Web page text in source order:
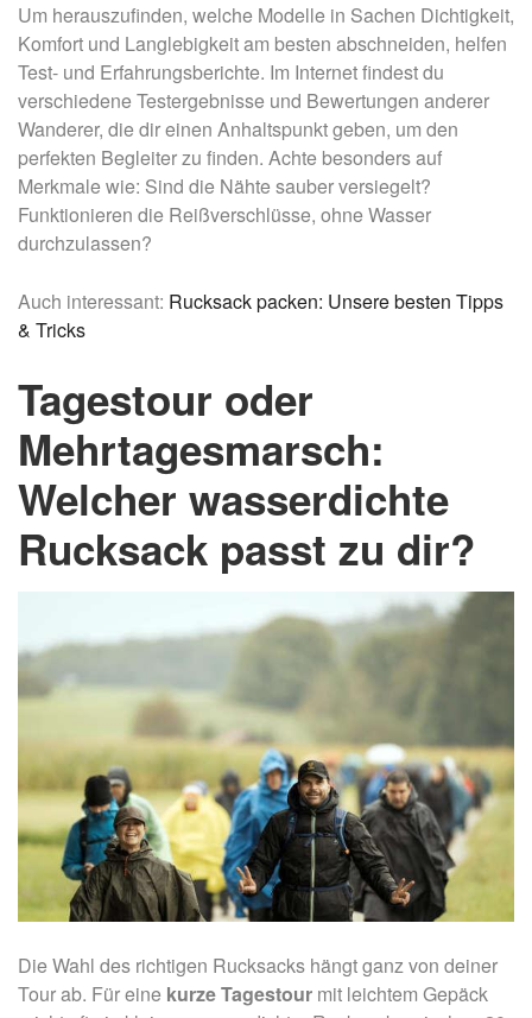
Um herauszufinden, welche Modelle in Sachen Dichtigkeit,
Komfort und Langlebigkeit am besten abschneiden, helfen
Test- und Erfahrungsberichte. Im Internet findest du
verschiedene Testergebnisse und Bewertungen anderer
Wanderer, die dir einen Anhaltspunkt geben, um den
perfekten Begleiter zu finden. Achte besonders auf
Merkmale wie: Sind die Nähte sauber versiegelt?
Funktionieren die Reißverschlüsse, ohne Wasser
durchzulassen?
Auch interessant: Rucksack packen: Unsere besten Tipps
& Tricks
Tagestour oder
Mehrtagesmarsch:
Welcher wasserdichte
Rucksack passt zu dir?
Die Wahl des richtigen Rucksacks hängt ganz von deiner
Tour ab. Für eine kurze Tagestour mit leichtem Gepäck